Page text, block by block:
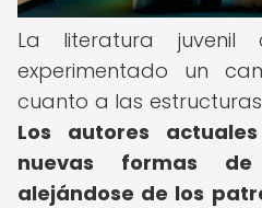
La literatura juvenil
experimentado un
cuanto a las
Los autores
nuevas formas
alejándose de los